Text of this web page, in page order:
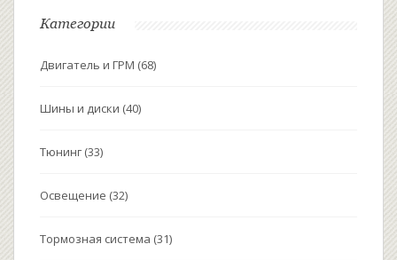
Категории
Двигатель и ГРМ (68)
Шины и диски (40)
Тюнинг (33)
Освещение (32)
Тормозная система (31)